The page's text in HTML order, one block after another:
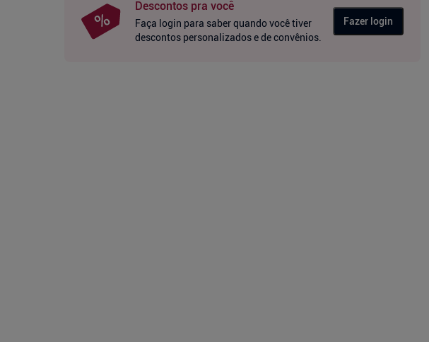
Descontos pra você
Faça login para saber quando você tiver
descontos personalizados e de convênios.
Fazer login